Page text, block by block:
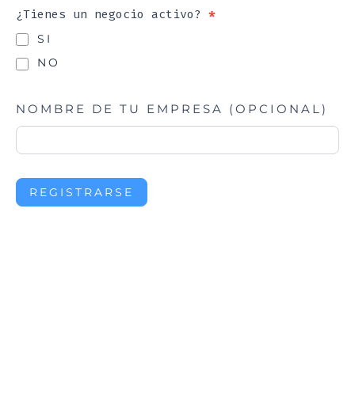
¿Tienes un negocio activo? *
SI
NO
NOMBRE DE TU EMPRESA (OPCIONAL)
REGISTRARSE